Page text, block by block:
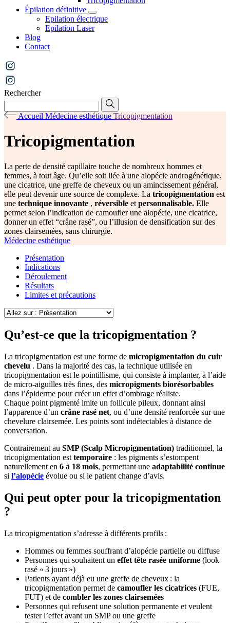
Épilation définitive
Epilation électrique
Epilation Laser
Blog
Contact
Rechercher
Accueil Médecine esthétique Tricopigmentation
Tricopigmentation
La perte de densité capillaire touche de nombreux hommes et
femmes, à tout âge. Qu’elle soit liée à une alopécie androgénétique,
une cicatrice, une greffe de cheveux ou un amincissement général,
elle peut devenir une source de complexe. La tricopigmentation est
une technique innovante , réversible et personnalisable. Elle
permet selon l’indication de camoufler une alopécie, une cicatrice,
donner un effet “crâne rasé”, ou l’illusion de densification sur des
zones clairsemées, sans chirurgie.
Médecine esthétique
Présentation
Indications
Déroulement
Résultats
Limites et précautions
Qu’est-ce que la tricopigmentation ?
La tricopigmentation est une forme de micropigmentation du cuir
chevelu . Dans la majorité des cas, la technique utilisée en
tricopigmentation est le pointillisme, qui consiste à implanter, à l’aide
de micro-aiguilles très fines, des micropigments biorésorbables
dans l’épiderme pour créer un effet d’ombrage réaliste.
Chaque point pigmenté imite un follicule pileux, donnant ainsi
l’apparence d’un crâne rasé net, ou d’une densité renforcée sur une
chevelure clairsemée. Les points sont indétectables à distance de
conversation.
Contrairement au SMP (Scalp Micropigmentation) traditionnel, la
tricopigmentation est temporaire : les pigments s’estompent
naturellement en 6 à 18 mois, permettant une adaptabilité continue
si l’alopécie évolue ou si le patient change d’avis.
Qui peut opter pour la tricopigmentation
?
La tricopigmentation s’adresse à différents profils :
Hommes ou femmes souffrant d’alopécie partielle ou diffuse
Personnes qui souhaitent un effet tête rasée uniforme (look
rasé « 3 jours »)
Patients ayant déjà eu une greffe de cheveux : la
tricopigmentation permet de camoufler les cicatrices (FUE,
FUT) et de combler les zones clairsemées
Personnes qui refusent une solution permanente et veulent
tester l’effet avant un SMP ou une greffe